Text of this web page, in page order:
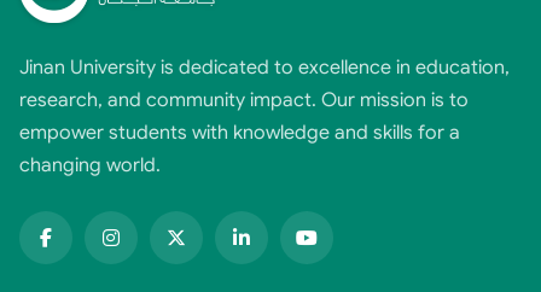
Jinan University is dedicated to excellence in education,
research, and community impact. Our mission is to
empower students with knowledge and skills for a
changing world.